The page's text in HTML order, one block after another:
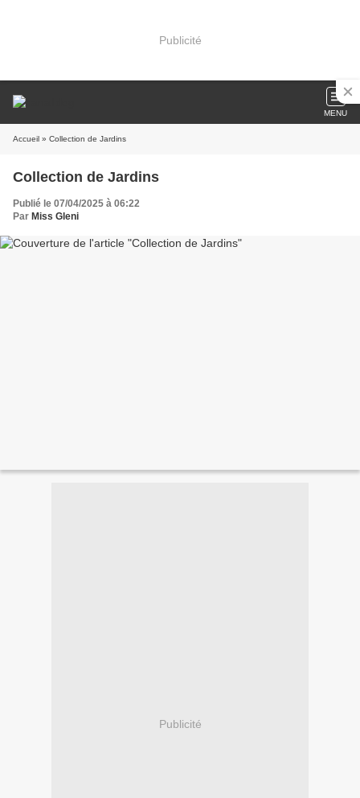
Publicité
MENU
Accueil » Collection de Jardins
Collection de Jardins
Publié le 07/04/2025 à 06:22
Par Miss Gleni
Publicité